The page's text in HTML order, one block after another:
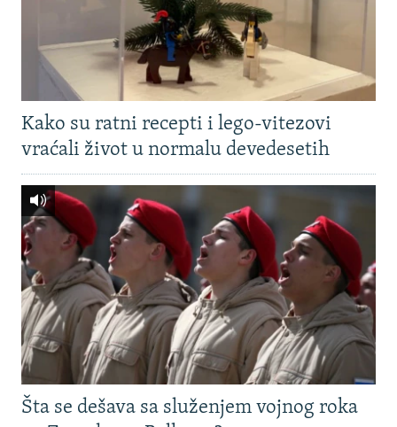
Kako su ratni recepti i lego-vitezovi
vraćali život u normalu devedesetih
Šta se dešava sa služenjem vojnog roka